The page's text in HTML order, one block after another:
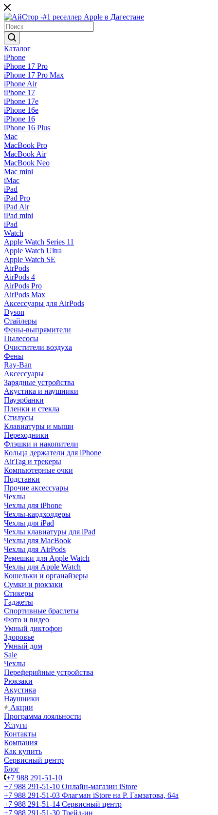
Каталог
iPhone
iPhone 17 Pro
iPhone 17 Pro Max
iPhone Air
iPhone 17
iPhone 17e
iPhone 16e
iPhone 16
iPhone 16 Plus
Mac
MacBook Pro
MacBook Air
MacBook Neo
Mac mini
iMac
iPad
iPad Pro
iPad Air
iPad mini
iPad
Watch
Apple Watch Series 11
Apple Watch Ultra
Apple Watch SE
AirPods
AirPods 4
AirPods Pro
AirPods Max
Аксессуары для AirPods
Dyson
Стайлеры
Фены-выпрямители
Пылесосы
Очистители воздуха
Фены
Ray-Ban
Аксессуары
Зарядные устройства
Акустика и наушники
Пауэрбанки
Пленки и стекла
Стилусы
Клавиатуры и мыши
Переходники
Флэшки и накопители
Кольца держатели для iPhone
AirTag и трекеры
Компьютерные очки
Подставки
Прочие аксессуары
Чехлы
Чехлы для iPhone
Чехлы-кардхолдеры
Чехлы для iPad
Чехлы клавиатуры для iPad
Чехлы для MacBook
Чехлы для AirPods
Ремешки для Apple Watch
Чехлы для Apple Watch
Кошельки и органайзеры
Сумки и рюкзаки
Стикеры
Гаджеты
Спортивные браслеты
Фото и видео
Умный диктофон
Здоровье
Умный дом
Sale
Чехлы
Переферийные устройства
Рюкзаки
Акустика
Наушники
Акции
Программа лояльности
Услуги
Контакты
Компания
Как купить
Сервисный центр
Блог
+7 988 291-51-10
+7 988 291-51-10 Онлайн-магазин iStore
+7 988 291-51-03 Флагман iStore на Р. Гамзатова, 64а
+7 988 291-51-14 Сервисный центр
+7 988 291-51-30 Трейд-ин